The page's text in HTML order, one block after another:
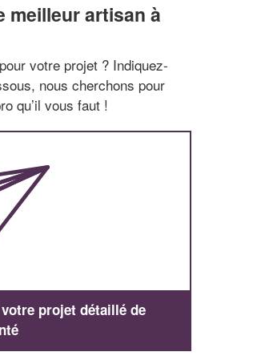
meilleur artisan à
votre projet ? Indiquez-
nous cherchons pour
qu’il vous faut !
projet détaillé de